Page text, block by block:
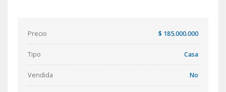
Precio $ 185.000.000
Tipo Casa
Vendida No